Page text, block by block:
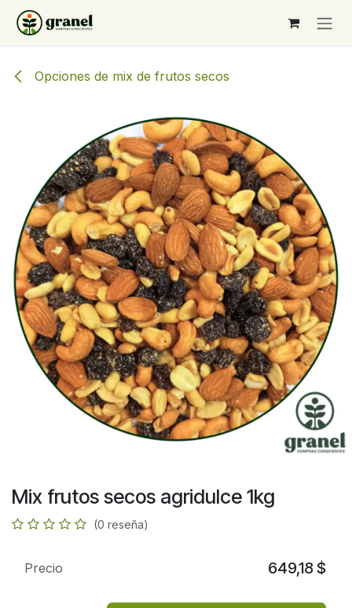
Ir al contenido
Opciones de mix de frutos secos
Mix frutos secos agridulce 1kg
(0 reseña)
Precio 649,18$